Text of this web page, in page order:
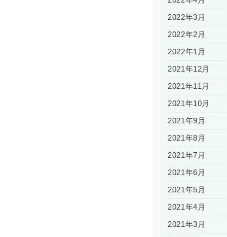
2022年3月
2022年2月
2022年1月
2021年12月
2021年11月
2021年10月
2021年9月
2021年8月
2021年7月
2021年6月
2021年5月
2021年4月
2021年3月